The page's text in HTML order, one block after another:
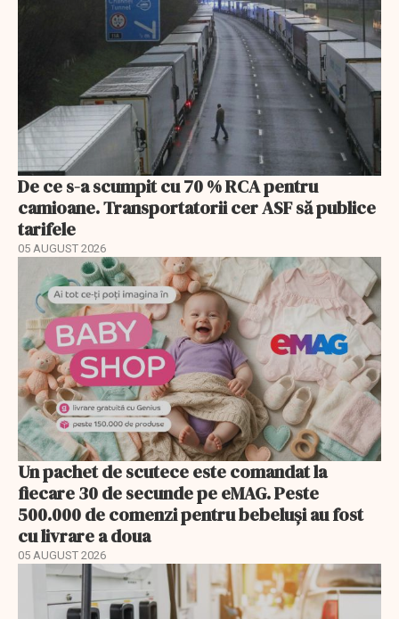
De ce s-a scumpit cu 70 % RCA pentru
camioane. Transportatorii cer ASF să publice
tarifele
05 AUGUST 2026
Un pachet de scutece este comandat la
fiecare 30 de secunde pe eMAG. Peste
500.000 de comenzi pentru bebeluși au fost
cu livrare a doua
05 AUGUST 2026